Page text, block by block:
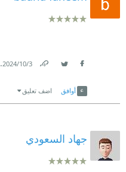
3‏/10‏/2024
.
أوافق اضف تعليق
جهاد السعودي